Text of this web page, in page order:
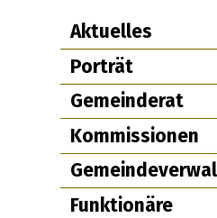
Subnav:
Aktuelles
Porträt
Gemeinderat
Kommissionen
Funktionäre